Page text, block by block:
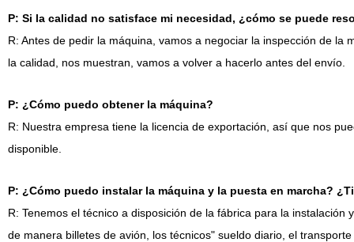
P: Si la calidad no satisface mi necesidad, ¿cómo se puede
R: Antes de pedir la máquina, vamos a negociar la inspección de la
la calidad, nos muestran, vamos a volver a hacerlo antes del envío.
P: ¿Cómo puedo obtener la máquina?
R: Nuestra empresa tiene la licencia de exportación, así que nos
disponible.
P: ¿Cómo puedo instalar la máquina y la puesta en marcha?
R: Tenemos el técnico a disposición de la fábrica para la
de manera billetes de avión, los técnicos" sueldo diario, el